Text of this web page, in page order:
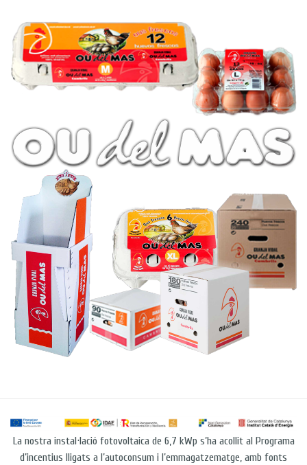
La nostra instal·lació fotovoltaica de 6,7 kWp s’ha acollit al Programa
d’incentius lligats a l’autoconsum i l’emmagatzematge, amb fonts